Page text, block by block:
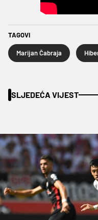
TAGOVI
Marijan Čabraja
SLJEDEĆA VIJEST